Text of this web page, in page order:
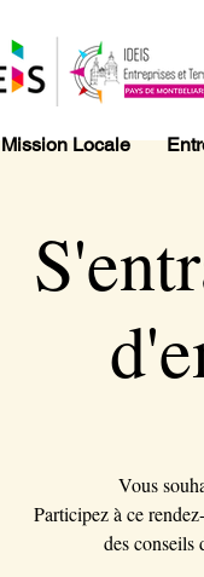
Vous
Participez à ce
des
Mission Locale